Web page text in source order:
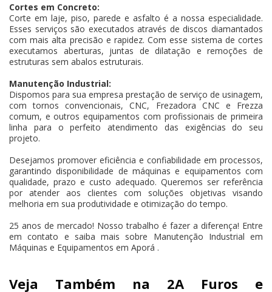
Cortes em Concreto:
Corte em laje, piso, parede e asfalto é a nossa especialidade.
Esses serviços são executados através de discos diamantados
com mais alta precisão e rapidez. Com esse sistema de cortes
executamos aberturas, juntas de dilatação e remoções de
estruturas sem abalos estruturais.
Manutenção Industrial:
Dispomos para sua empresa prestação de serviço de usinagem,
com tornos convencionais, CNC, Frezadora CNC e Frezza
comum, e outros equipamentos com profissionais de primeira
linha para o perfeito atendimento das exigências do seu
projeto.
Desejamos promover eficiência e confiabilidade em processos,
garantindo disponibilidade de máquinas e equipamentos com
qualidade, prazo e custo adequado. Queremos ser referência
por atender aos clientes com soluções objetivas visando
melhoria em sua produtividade e otimização do tempo.
25 anos de mercado! Nosso trabalho é fazer a diferença! Entre
em contato e saiba mais sobre Manutenção Industrial em
Máquinas e Equipamentos em Aporá .
Veja Também na 2A Furos e